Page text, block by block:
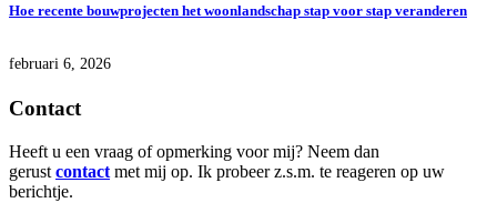
Hoe recente bouwprojecten het woonlandschap stap voor stap veranderen
februari 6, 2026
Contact
Heeft u een vraag of opmerking voor mij? Neem dan
gerust contact met mij op. Ik probeer z.s.m. te reageren op uw
berichtje.